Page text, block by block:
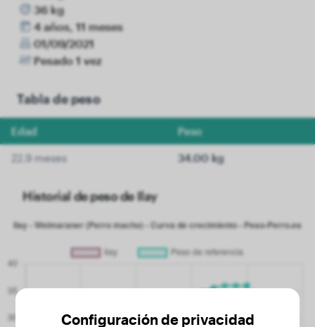
36 kg
4 años, 11 meses
01/09/2021
Pesado 1 vez
Tabla de peso
Edad Peso
22.9 meses 34.00 kg
Historial de peso de Ilay
Configuración de privacidad